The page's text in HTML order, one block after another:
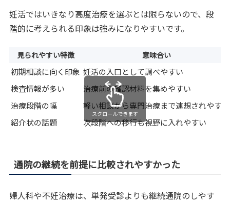
妊活ではいきなり高度治療を選ぶとは限らないので、段
階的に考えられる印象は強みになりやすいです。
見られやすい特徴 意味合い
初期相談に向く印象 妊活の入口として調べやすい
検査情報が多い
治療前の確認材料を集めやすい
治療段階の幅
軽い相談から専門治療まで連想されやすい
紹介状の話題
次段階への移行も視野に入れやすい
スクロールできます
通院の継続を前提に比較されやすかった
婦人科や不妊治療は、単発受診よりも継続通院のしやす